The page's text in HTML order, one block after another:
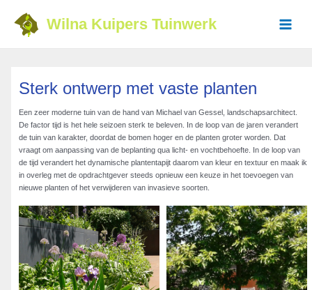
Wilna Kuipers Tuinwerk
Main
Sterk ontwerp met vaste planten
Een zeer moderne tuin van de hand van Michael van Gessel, landschapsarchitect.
De factor tijd is het hele seizoen sterk te beleven. In de loop van de jaren verandert
de tuin van karakter, doordat de bomen hoger en de planten groter worden. Dat
vraagt om aanpassing van de beplanting qua licht- en vochtbehoefte. In de loop van
de tijd verandert het dynamische plantentapijt daarom van kleur en textuur en maak ik
in overleg met de opdrachtgever steeds opnieuw een keuze in het toevoegen van
nieuwe planten of het verwijderen van invasieve soorten.